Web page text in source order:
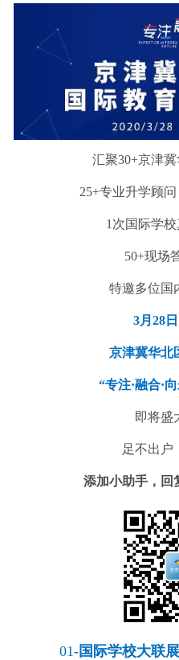
汇聚30+京津
25+专业升学顾
1次国际学
50+现场
特邀多位国
3月28
京津冀华北
“专注·融合·
即将盛
足不出户
添加小助手，回
01-国际学校大联